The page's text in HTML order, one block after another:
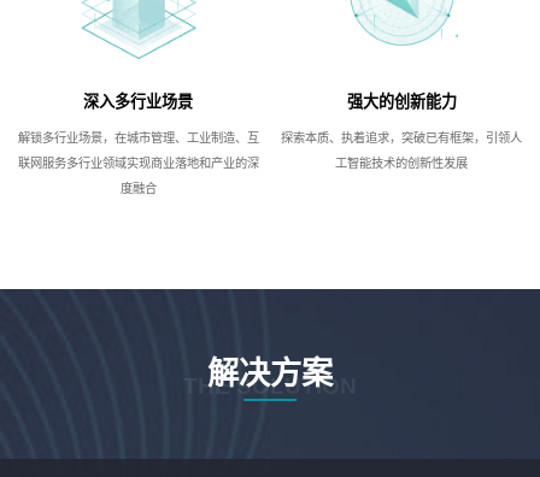
深入多行业场景
解锁多行业场景，在城市管理、工业制造、互
联网服务多行业领域实现商业落地和产业的深
度融合
强大的创新能力
探索本质、执着追求，突破已有框架，引领人
工智能技术的创新性发展
解决方案
THE SOLUTION